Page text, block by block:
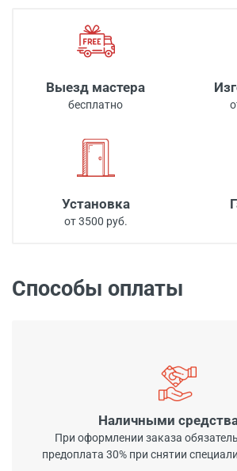
Выезд мастера
бесплатно
Установка
от 3500 руб.
Способы оплаты
Наличными
При оформлении заказа
предоплата 30% при снятии